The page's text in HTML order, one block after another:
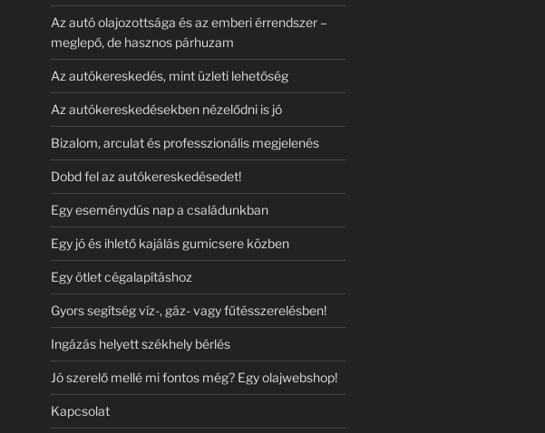
Az autó olajozottsága és az emberi érrendszer –
meglepő, de hasznos párhuzam
Az autókereskedés, mint üzleti lehetőség
Az autókereskedésekben nézelődni is jó
Bizalom, arculat és professzionális megjelenés
Dobd fel az autókereskedésedet!
Egy eseménydús nap a családunkban
Egy jó és ihlető kajálás gumicsere közben
Egy ötlet cégalapításhoz
Gyors segítség víz-, gáz- vagy fűtésszerelésben!
Ingázás helyett székhely bérlés
Jó szerelő mellé mi fontos még? Egy olajwebshop!
Kapcsolat